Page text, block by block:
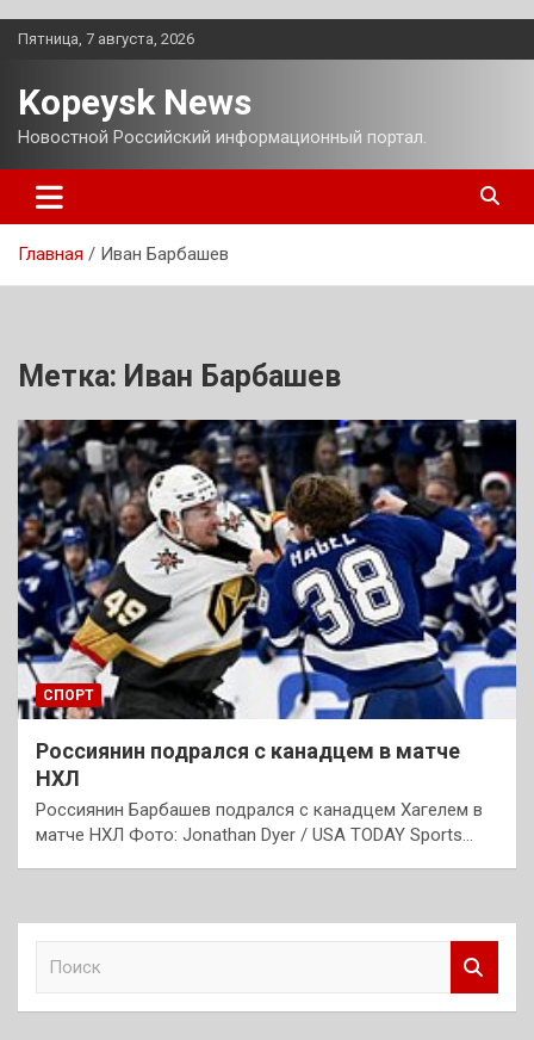
Перейти
Пятница, 7 августа, 2026
Kopeysk News
Новостной Российский информационный портал.
Главная Иван Барбашев
Метка: Иван Барбашев
СПОРТ
Россиянин подрался с канадцем в матче
НХЛ
Россиянин Барбашев подрался с канадцем Хагелем в
матче НХЛ Фото: Jonathan Dyer / USA TODAY Sports…